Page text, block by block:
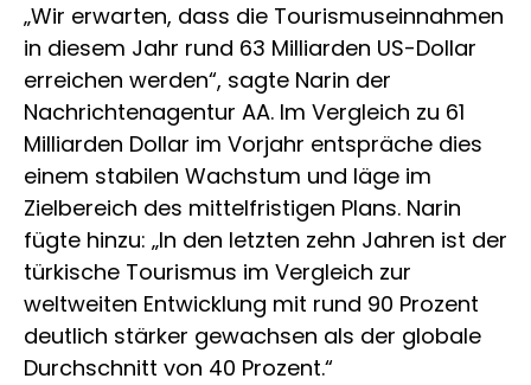
„Wir erwarten, dass die Tourismuseinnahmen
in diesem Jahr rund 63 Milliarden US-Dollar
erreichen werden“, sagte Narin der
Nachrichtenagentur AA. Im Vergleich zu 61
Milliarden Dollar im Vorjahr entspräche dies
einem stabilen Wachstum und läge im
Zielbereich des mittelfristigen Plans. Narin
fügte hinzu: „In den letzten zehn Jahren ist der
türkische Tourismus im Vergleich zur
weltweiten Entwicklung mit rund 90 Prozent
deutlich stärker gewachsen als der globale
Durchschnitt von 40 Prozent.“